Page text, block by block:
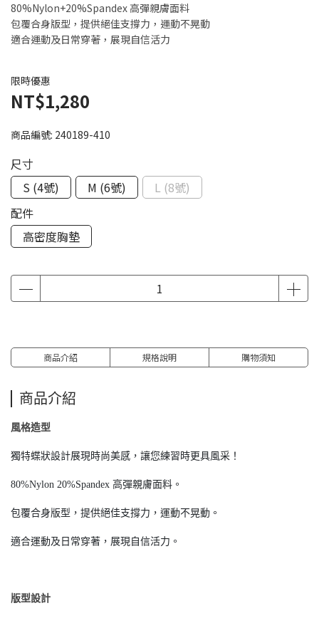
80%Nylon+20%Spandex 高彈親膚面料
包覆合身版型，提供絕佳支撐力，運動不晃動
適合運動及日常穿著，展現自信活力
限時優惠
NT$1,280
商品編號: 240189-410
尺寸
S (4號)
M (6號)
L (8號)
配件
高密度胸墊
商品介紹 規格說明 購物須知
商品介紹
風格造型
獨特蝶狀設計展現時尚美感，讓您練習時更具風采！
80%Nylon 20%Spandex 高彈親膚面料。
包覆合身版型，提供絕佳支撐力，運動不晃動。
適合運動及日常穿著，展現自信活力。
版型設計